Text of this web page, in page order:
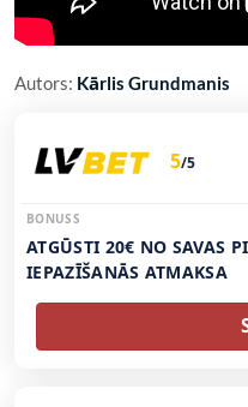
Autors: Kārlis Grundmanis
5/5
BONUSS
ATGŪSTI 20€ NO SAVAS
IEPAZĪŠANĀS ATMAKSA